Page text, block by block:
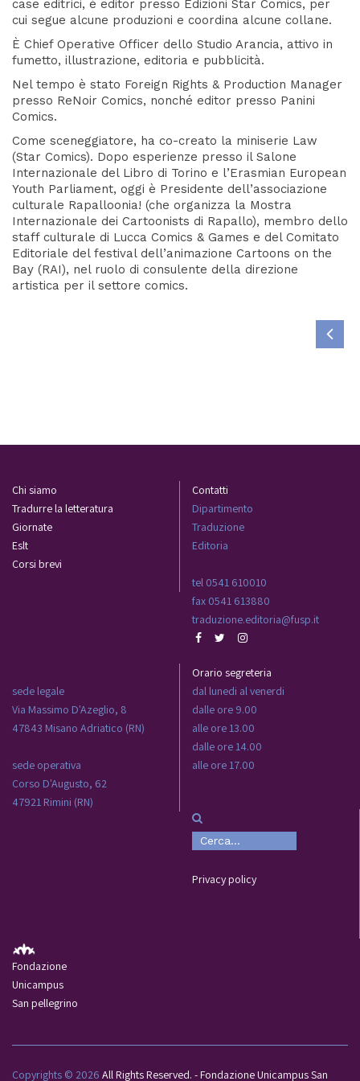
case editrici, è editor presso Edizioni Star Comics, per
cui segue alcune produzioni e coordina alcune collane.
È Chief Operative Officer dello Studio Arancia, attivo in
fumetto, illustrazione, editoria e pubblicità.
Nel tempo è stato Foreign Rights & Production Manager
presso ReNoir Comics, nonché editor presso Panini
Comics.
Come sceneggiatore, ha co-creato la miniserie Law
(Star Comics). Dopo esperienze presso il Salone
Internazionale del Libro di Torino e l’Erasmian European
Youth Parliament, oggi è Presidente dell’associazione
culturale Rapalloonia! (che organizza la Mostra
Internazionale dei Cartoonists di Rapallo), membro dello
staff culturale di Lucca Comics & Games e del Comitato
Editoriale del festival dell’animazione Cartoons on the
Bay (RAI), nel ruolo di consulente della direzione
artistica per il settore comics.
Chi siamo
Tradurre la letteratura
Giornate
Eslt
Corsi brevi
Contatti
Dipartimento
Traduzione
Editoria
tel 0541 610010
fax 0541 613880
traduzione.editoria@fusp.it
sede legale
Via Massimo D'Azeglio, 8
47843 Misano Adriatico (RN)
sede operativa
Corso D'Augusto, 62
47921 Rimini (RN)
Orario segreteria
dal lunedi al venerdi
dalle ore 9.00
alle ore 13.00
dalle ore 14.00
alle ore 17.00
Privacy policy
Fondazione
Unicampus
San pellegrino
Copyrights © 2026 All Rights Reserved. - Fondazione Unicampus San